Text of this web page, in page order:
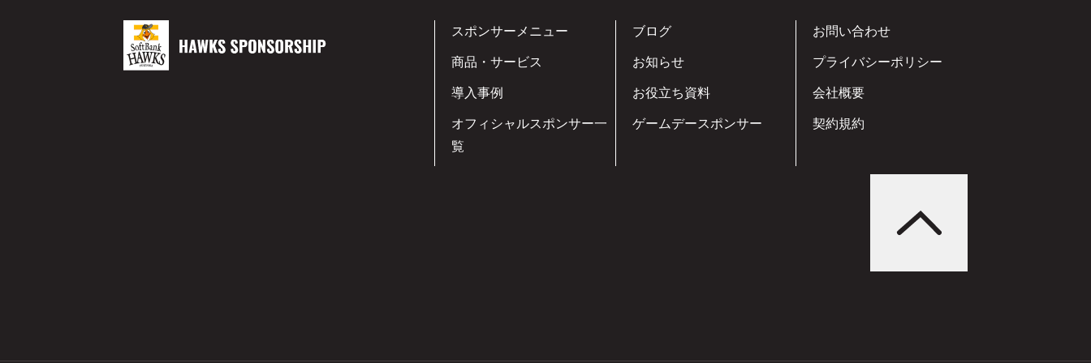
スポンサーメニュー
商品・サービス
導入事例
オフィシャルスポンサー一
覧
ブログ
お知らせ
お役立ち資料
ゲームデースポンサー
お問い合わせ
プライバシーポリシー
会社概要
契約規約